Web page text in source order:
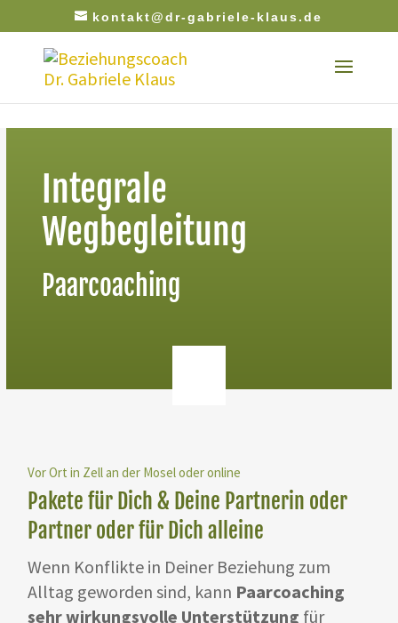
kontakt@dr-gabriele-klaus.de
Integrale
Wegbegleitung
Paarcoaching
Vor Ort in Zell an der Mosel oder online
Pakete für Dich & Deine Partnerin oder
Partner oder für Dich alleine
Wenn Konflikte in Deiner Beziehung zum
Alltag geworden sind, kann Paarcoaching
sehr wirkungsvolle Unterstützung für